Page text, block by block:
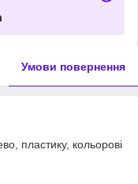
Умови повернення
пластику, кольорові